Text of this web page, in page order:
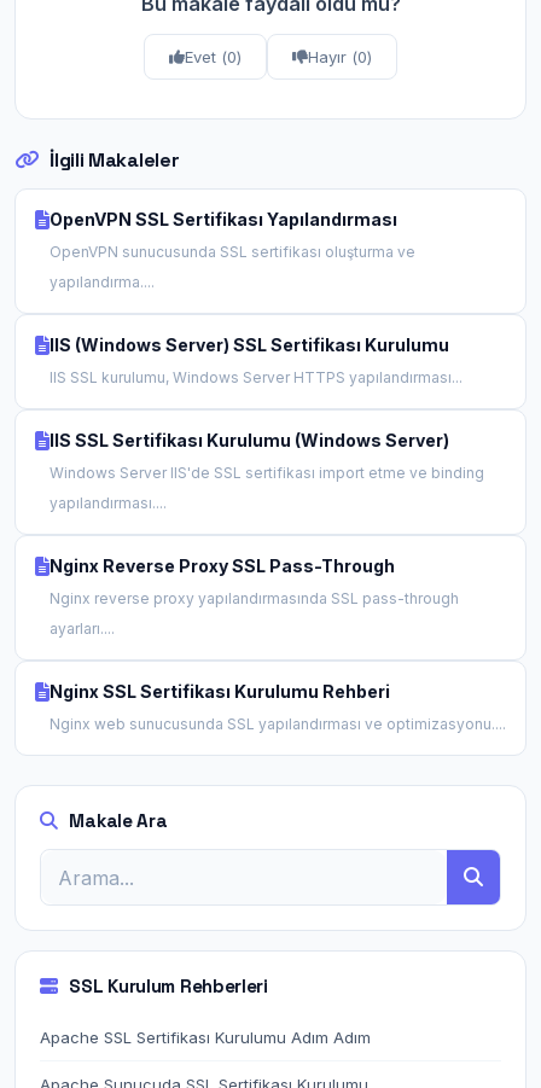
Evet (0) Hayır (0)
İlgili Makaleler
OpenVPN SSL Sertifikası Yapılandırması
OpenVPN sunucusunda SSL sertifikası oluşturma ve
yapılandırma....
IIS (Windows Server) SSL Sertifikası Kurulumu
IIS SSL kurulumu, Windows Server HTTPS yapılandırması...
IIS SSL Sertifikası Kurulumu (Windows Server)
Windows Server IIS'de SSL sertifikası import etme ve binding
yapılandırması....
Nginx Reverse Proxy SSL Pass-Through
Nginx reverse proxy yapılandırmasında SSL pass-through
ayarları....
Nginx SSL Sertifikası Kurulumu Rehberi
Nginx web sunucusunda SSL yapılandırması ve optimizasyonu....
Makale Ara
SSL Kurulum Rehberleri
Apache SSL Sertifikası Kurulumu Adım Adım